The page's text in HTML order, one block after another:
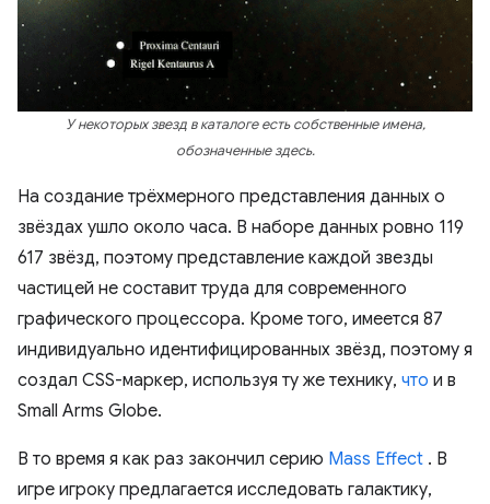
У некоторых звезд в каталоге есть собственные имена,
обозначенные здесь.
На создание трёхмерного представления данных о
звёздах ушло около часа. В наборе данных ровно 119
617 звёзд, поэтому представление каждой звезды
частицей не составит труда для современного
графического процессора. Кроме того, имеется 87
индивидуально идентифицированных звёзд, поэтому я
создал CSS-маркер, используя ту же технику, что и в
Small Arms Globe.
В то время я как раз закончил серию Mass Effect . В
игре игроку предлагается исследовать галактику,